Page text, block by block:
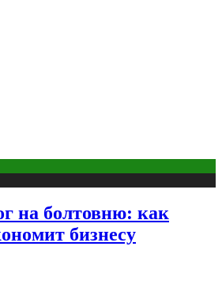
на болтовню: как
бизнесу